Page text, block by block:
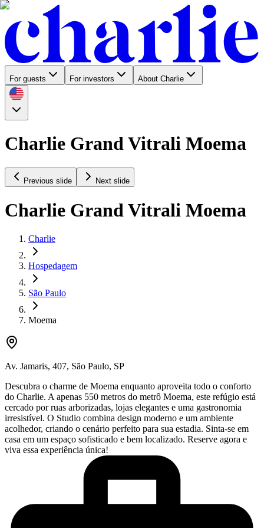
For guests For investors About Charlie
Charlie Grand Vitrali Moema
Previous slide Next slide
Charlie Grand Vitrali Moema
Charlie
Hospedagem
São Paulo
Moema
Av. Jamaris, 407, São Paulo, SP
Descubra o charme de Moema enquanto aproveita todo o conforto
do Charlie. A apenas 550 metros do metrô Moema, este refúgio está
cercado por ruas arborizadas, lojas elegantes e uma gastronomia
irresistível. O Studio combina design moderno e um ambiente
acolhedor, criando o cenário perfeito para sua estadia. Sinta-se em
casa em um espaço sofisticado e bem localizado. Reserve agora e
viva essa experiência única!